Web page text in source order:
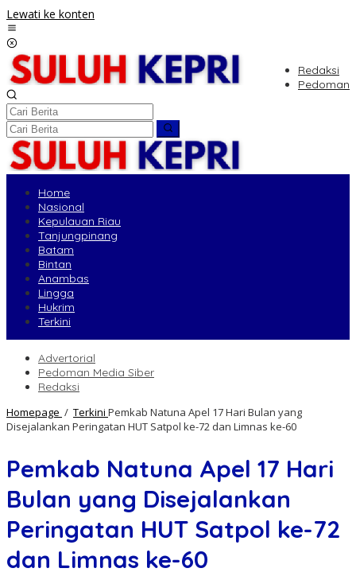
Lewati ke konten
Redaksi
Pedoman
Home
Nasional
Kepulauan Riau
Tanjungpinang
Batam
Bintan
Anambas
Lingga
Hukrim
Terkini
Advertorial
Pedoman Media Siber
Redaksi
Homepage / Terkini Pemkab Natuna Apel 17 Hari Bulan yang
Disejalankan Peringatan HUT Satpol ke-72 dan Limnas ke-60
Pemkab Natuna Apel 17 Hari
Bulan yang Disejalankan
Peringatan HUT Satpol ke-72
dan Limnas ke-60